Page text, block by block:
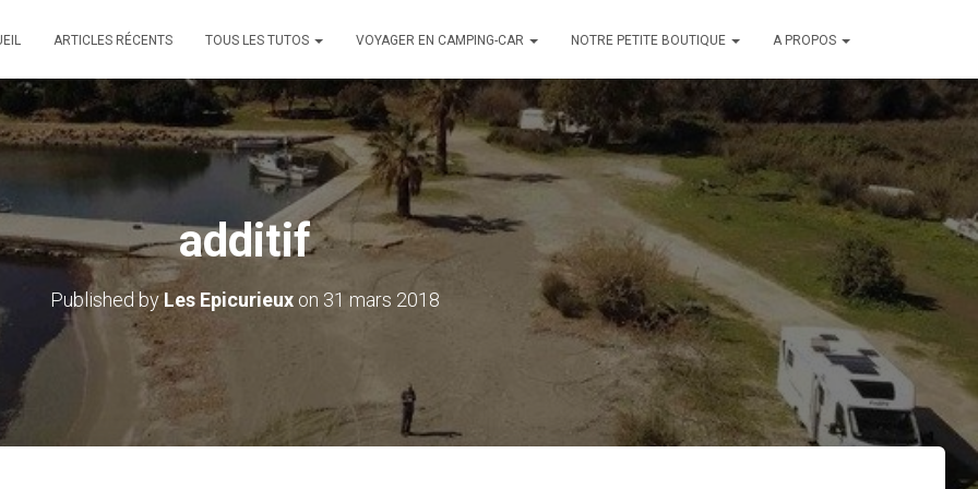
ARTICLES RÉCENTS TOUS LES TUTOS VOYAGER EN CAMPING-CAR NOTRE PETITE BOUTIQUE A PROPOS
additif
Published byLes Epicurieuxon 31 mars 2018